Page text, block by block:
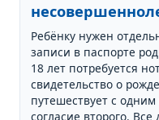
Ребёнку нужен
записи в паспорте
18 лет потребуется
свидетельство о
путешествует с
согласие второго.